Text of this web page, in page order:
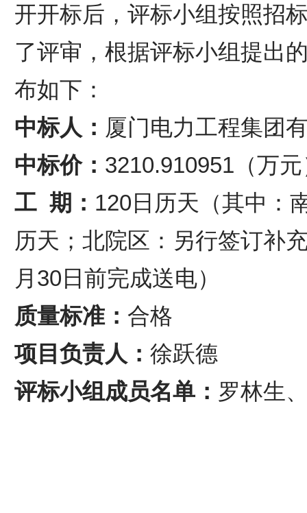
开开标后，评标小组按照招
了评审，根据评标小组提出
布如下：
中标人： 厦门电力工程集团
中标价： 3210.910951（万
工 期： 120日历天（其中：
历天；北院区：另行签订补
月30日前完成送电）
质量标准： 合格
项目负责人： 徐跃德
评标小组成员名单： 罗林生